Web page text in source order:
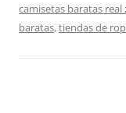
camisetas baratas real
baratas,tiendas de